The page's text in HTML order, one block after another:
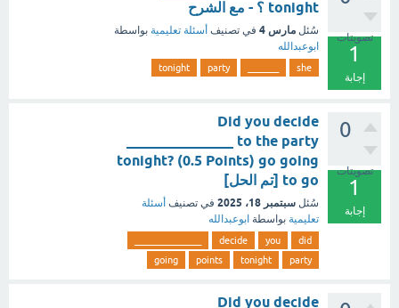
تصويتات
1
إجابة
tonight ؟ - مع الشرح
سُئل مارس 4 في تصنيف أسئلة تعليمية بواسطة
ابوعبدالله
she
party
tonight
0
تصويتات
1
إجابة
Did you decide
_______________ to the party
tonight? (0.5 Points) go going
to go [تم الحل]
سُئل سبتمبر 18، 2025 في تصنيف أسئلة
تعليمية بواسطة ابوعبدالله
did
you
decide
party
tonight
points
going
Did you decide